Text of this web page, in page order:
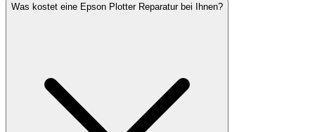
Was kostet eine Epson Plotter Reparatur bei Ihnen?